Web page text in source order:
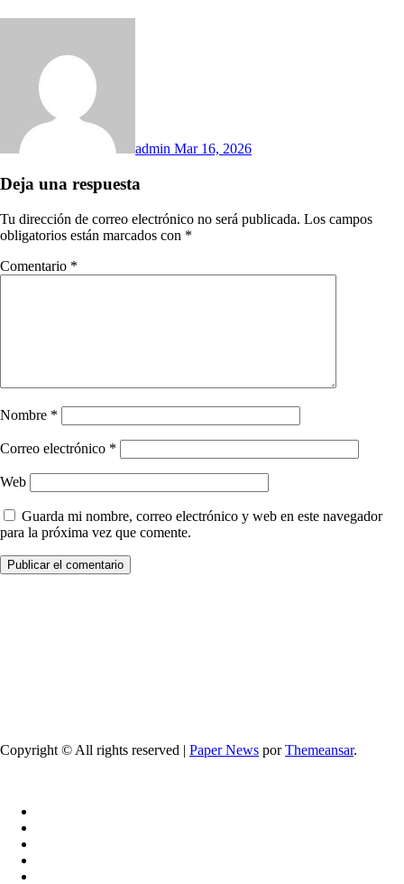
admin Mar 16, 2026
Deja una respuesta
Tu dirección de correo electrónico no será publicada. Los campos
obligatorios están marcados con *
Comentario *
Nombre *
Correo electrónico *
Web
Guarda mi nombre, correo electrónico y web en este navegador
para la próxima vez que comente.
Copyright © All rights reserved | Paper News porThemeansar.